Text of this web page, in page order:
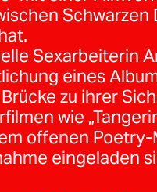
Sexarbeiterin
eines
zu ihrer
wie
offenen
eingeladen